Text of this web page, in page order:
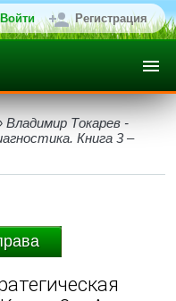
Войти Регистрация
Владимир Токарев -
Книга 3 –